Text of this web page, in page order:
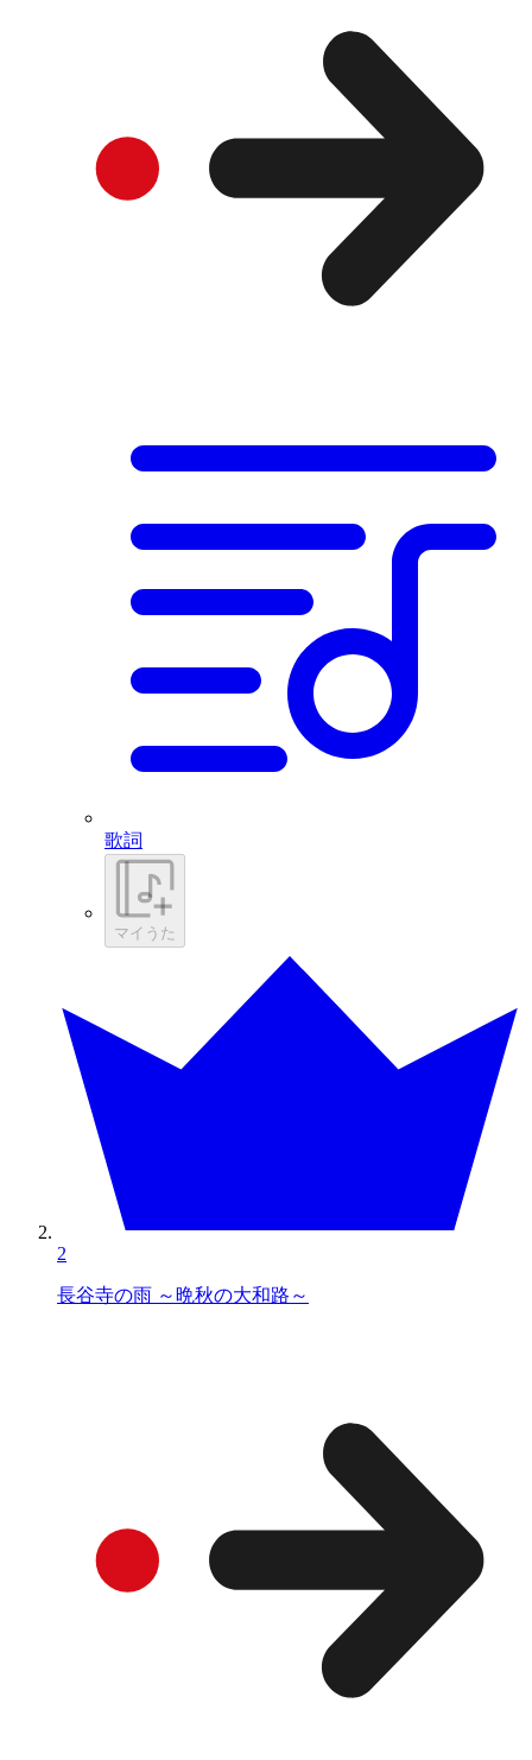
歌詞
マイうた
2
長谷寺の雨 ～晩秋の大和路～